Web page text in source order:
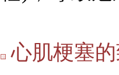
心肌梗塞